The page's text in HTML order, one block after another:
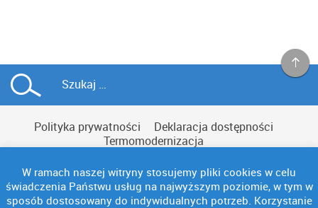
Polityka prywatności
Deklaracja dostępności
Termomodernizacja
W ramach naszej witryny stosujemy pliki cookies w celu
świadczenia Państwu usług na najwyższym poziomie, w tym w
sposób dostosowany do indywidualnych potrzeb. Korzystanie